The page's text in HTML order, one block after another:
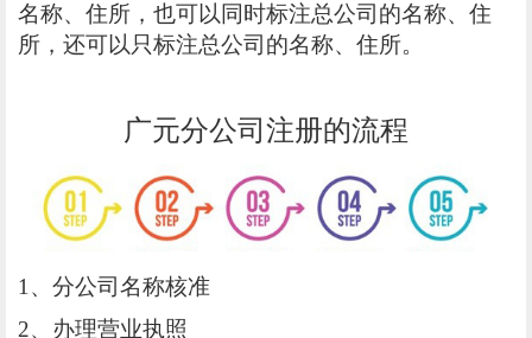
名称、住所，也可以同时标注总公司的名称、住
所，还可以只标注总公司的名称、住所。
广元分公司注册的流程
1、分公司名称核准
2、办理营业执照